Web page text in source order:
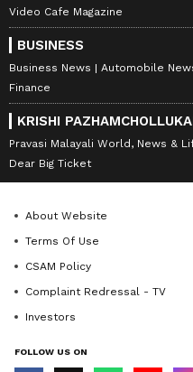
Video Cafe Magazine
BUSINESS
Business News Automobile
Finance
KRISHI
Pravasi Malayali World, News &
Dear Big Ticket
About Website
Terms Of Use
CSAM Policy
Complaint Redressal - TV
Investors
FOLLOW US ON